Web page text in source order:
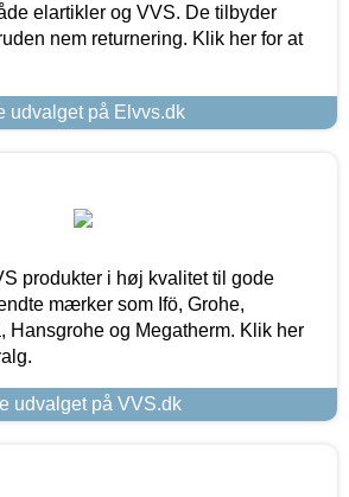
elartikler og VVS. De tilbyder
nem returnering. Klik her for at
udvalget på Elvvs.dk
produkter i høj kvalitet til gode
mærker som Ifö, Grohe,
Hansgrohe og Megatherm. Klik her
udvalget på VVS.dk